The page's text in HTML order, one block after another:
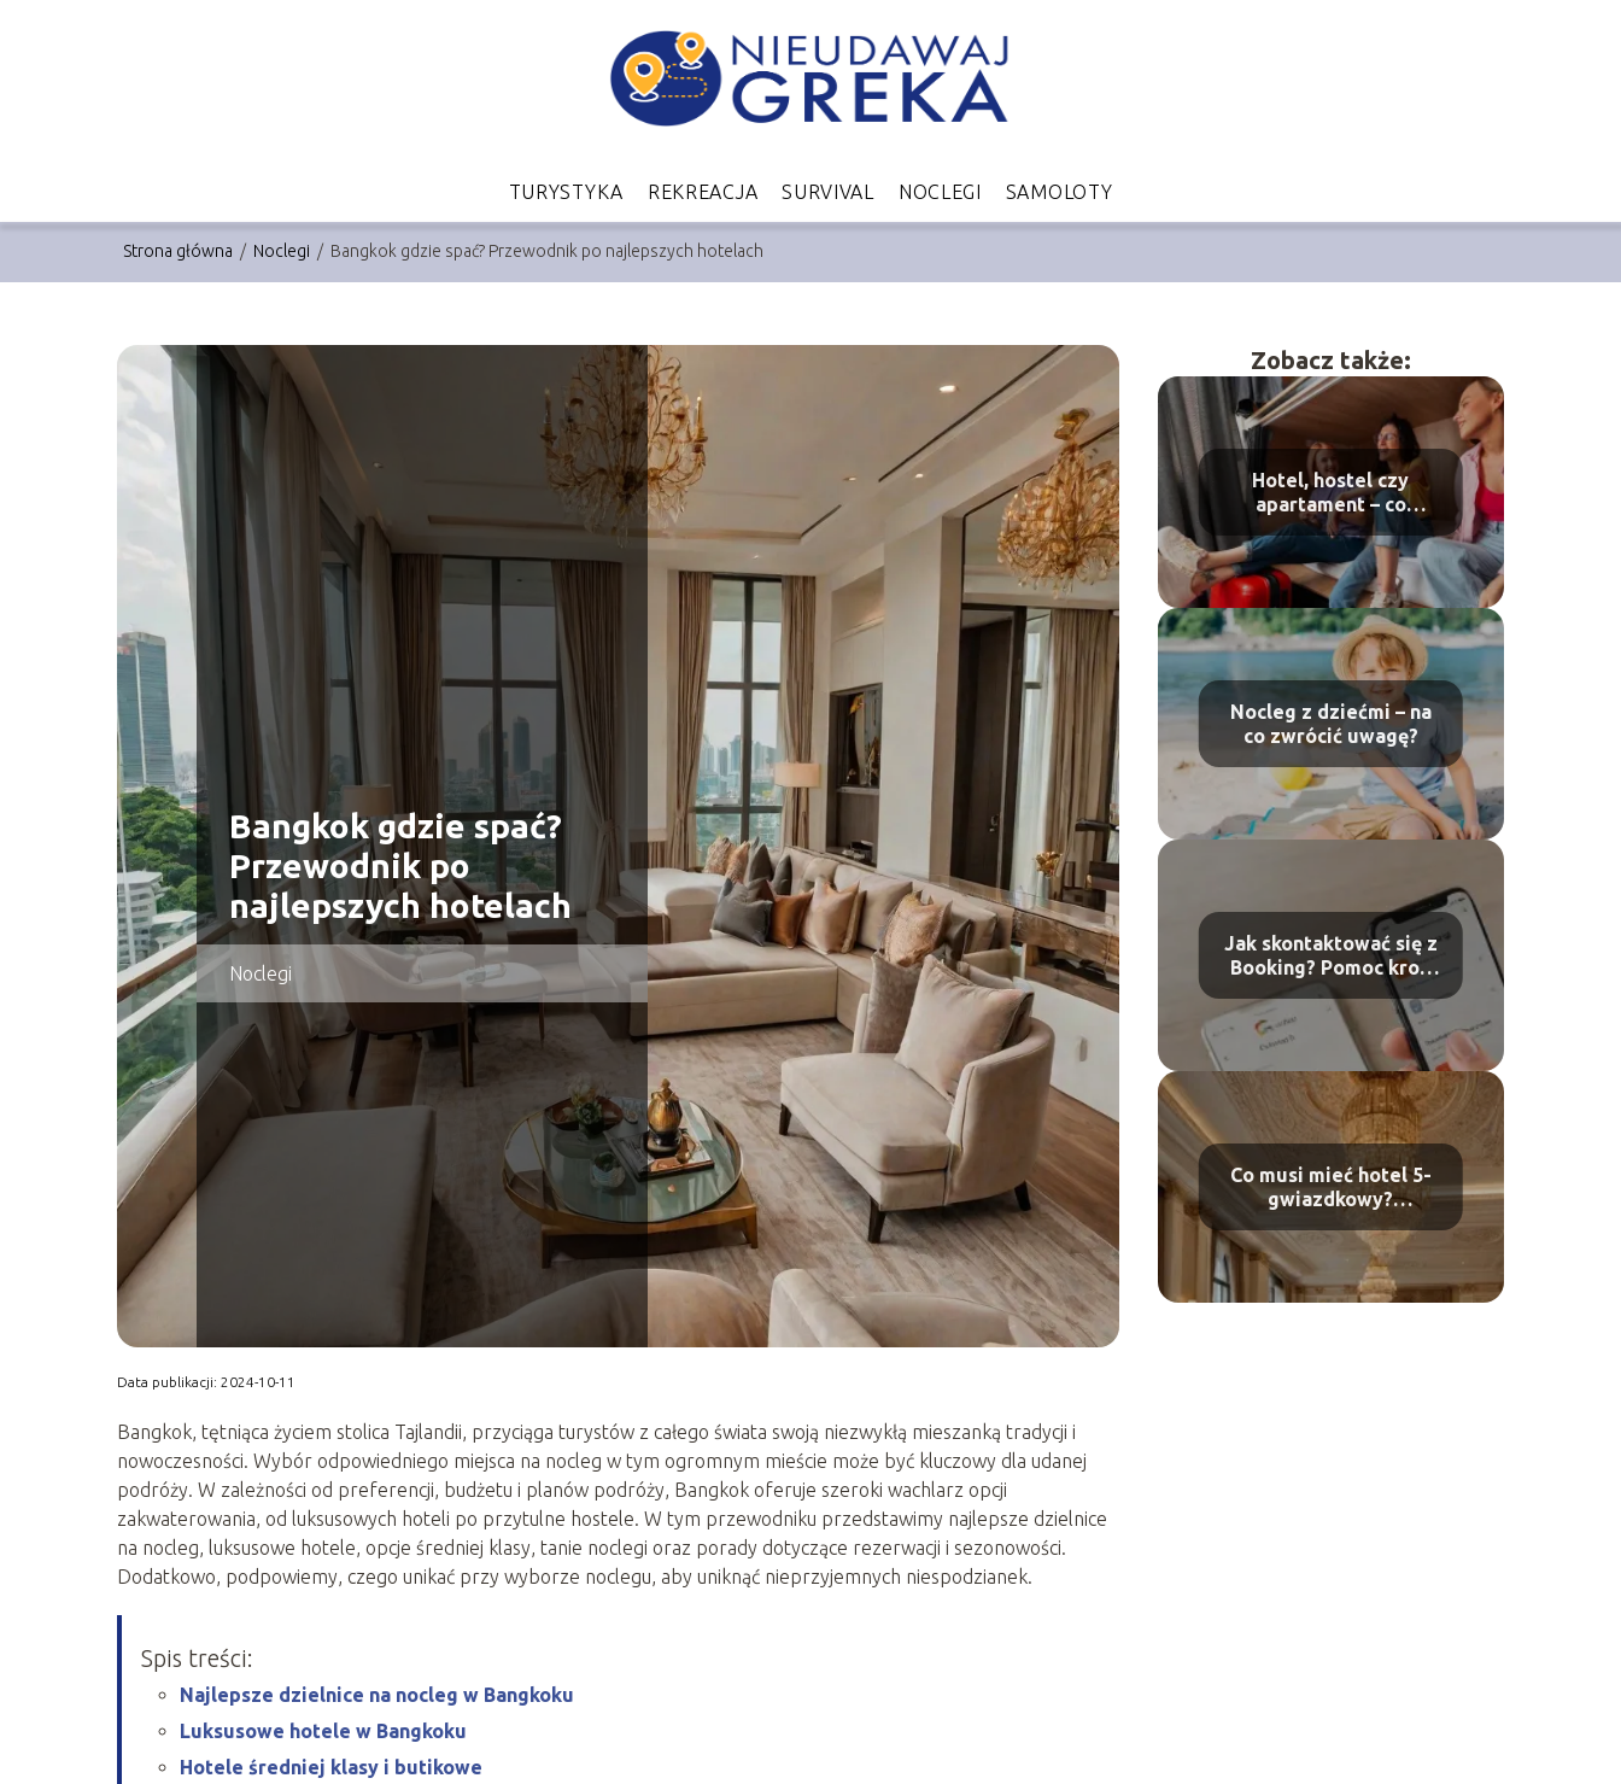
TURYSTYKA REKREACJA SURVIVAL NOCLEGI SAMOLOTY
Strona główna / Noclegi / Bangkok gdzie spać? Przewodnik po najlepszych hotelach
Bangkok gdzie spać?
Przewodnik po
najlepszych hotelach
Noclegi
Data publikacji: 2024-10-11
Bangkok, tętniąca życiem stolica Tajlandii, przyciąga turystów z całego świata swoją niezwykłą mieszanką tradycji i
nowoczesności. Wybór odpowiedniego miejsca na nocleg w tym ogromnym mieście może być kluczowy dla udanej
podróży. W zależności od preferencji, budżetu i planów podróży, Bangkok oferuje szeroki wachlarz opcji
zakwaterowania, od luksusowych hoteli po przytulne hostele. W tym przewodniku przedstawimy najlepsze dzielnice
na nocleg, luksusowe hotele, opcje średniej klasy, tanie noclegi oraz porady dotyczące rezerwacji i sezonowości.
Dodatkowo, podpowiemy, czego unikać przy wyborze noclegu, aby uniknąć nieprzyjemnych niespodzianek.
Spis treści:
Najlepsze dzielnice na nocleg w Bangkoku
Luksusowe hotele w Bangkoku
Hotele średniej klasy i butikowe
Zobacz także:
Hotel, hostel czy
apartament – co
wybrać?
Nocleg z dziećmi – na
co zwrócić uwagę?
Jak skontaktować się z
Booking? Pomoc krok
po kroku
Co musi mieć hotel 5-
gwiazdkowy?
Standardy luksusu